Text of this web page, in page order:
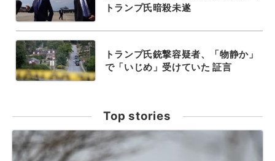
トランプ氏暗殺未遂
トランプ氏銃撃容疑者、「物静か」
で「いじめ」受けていた 証言
Top stories